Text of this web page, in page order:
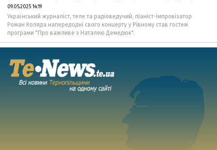
09.05.2025 14:19
Український журналіст, теле та радіоведучий, піаніст-імпровізатор
Роман Коляда напередодні свого концерту у Рівному став гостем
програми "Про важливе з Наталею Демедюк".